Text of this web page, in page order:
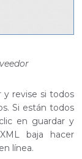
y revise si todos
Si están todos
en guardar y
baja hacer
línea.